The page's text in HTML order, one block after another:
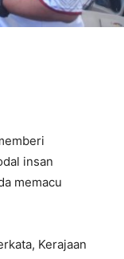
insan
memacu
Kerajaan